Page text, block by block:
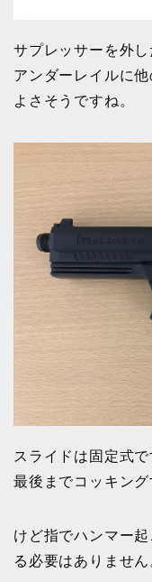
サプレッサーを外
アンダーレイルに
よさそうですね。
スライドは固定式
最後までコッキング
けど指でハンマー
る必要はありません